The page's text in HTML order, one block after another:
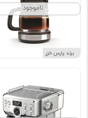
ناموجود
برند پارس خزر